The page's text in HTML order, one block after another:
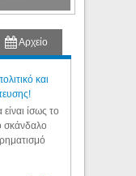
Αρχείο
και
ίσως το
σκάνδαλο